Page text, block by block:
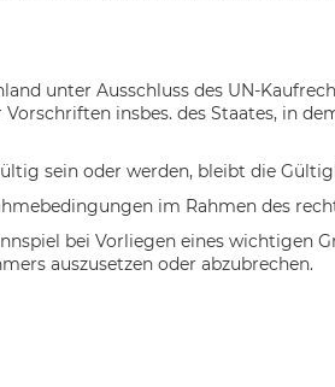
unter Ausschluss des UN-
insbes. des Staates, in
sein oder werden, bleibt die
im Rahmen des
bei Vorliegen eines wichtigen
auszusetzen oder abzubrechen.